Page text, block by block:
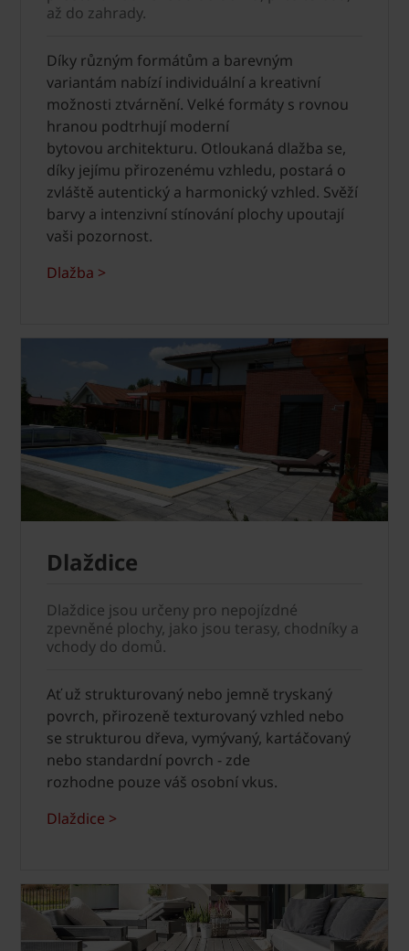
až do zahrady.
Díky různým formátům a barevným
variantám nabízí individuální a kreativní
možnosti ztvárnění. Velké formáty s rovnou
hranou podtrhují moderní
bytovou architekturu. Otloukaná dlažba se,
díky jejímu přirozenému vzhledu, postará o
zvláště autentický a harmonický vzhled. Svěží
barvy a intenzivní stínování plochy upoutají
vaši pozornost.
Dlažba >
Dlaždice
Dlaždice jsou určeny pro nepojízdné
zpevněné plochy, jako jsou terasy, chodníky a
vchody do domů.
Ať už strukturovaný nebo jemně tryskaný
povrch, přirozeně texturovaný vzhled nebo
se strukturou dřeva, vymývaný, kartáčovaný
nebo standardní povrch - zde
rozhodne pouze váš osobní vkus.
Dlaždice >